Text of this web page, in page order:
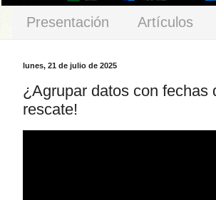
Presentación Artículos
lunes, 21 de julio de 2025
¿Agrupar datos con fechas
rescate!